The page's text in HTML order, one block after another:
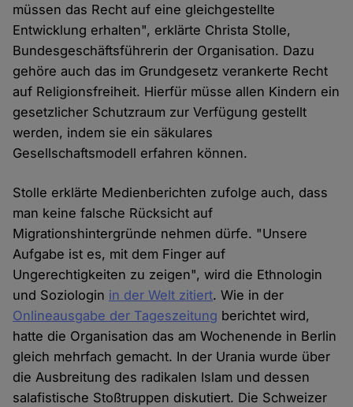
müssen das Recht auf eine gleichgestellte
Entwicklung erhalten", erklärte Christa Stolle,
Bundesgeschäftsführerin der Organisation. Dazu
gehöre auch das im Grundgesetz verankerte Recht
auf Religionsfreiheit. Hierfür müsse allen Kindern ein
gesetzlicher Schutzraum zur Verfügung gestellt
werden, indem sie ein säkulares
Gesellschaftsmodell erfahren können.
Stolle erklärte Medienberichten zufolge auch, dass
man keine falsche Rücksicht auf
Migrationshintergründe nehmen dürfe. "Unsere
Aufgabe ist es, mit dem Finger auf
Ungerechtigkeiten zu zeigen", wird die Ethnologin
und Soziologin in der Welt zitiert. Wie in der
Onlineausgabe der Tageszeitung berichtet wird,
hatte die Organisation das am Wochenende in Berlin
gleich mehrfach gemacht. In der Urania wurde über
die Ausbreitung des radikalen Islam und dessen
salafistische Stoßtruppen diskutiert. Die Schweizer